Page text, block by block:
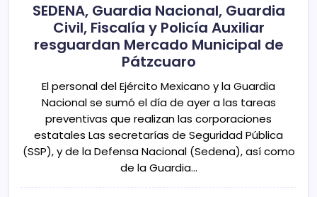
SEDENA, Guardia Nacional, Guardia
Civil, Fiscalía y Policía Auxiliar
resguardan Mercado Municipal de
Pátzcuaro
El personal del Ejército Mexicano y la Guardia
Nacional se sumó el día de ayer a las tareas
preventivas que realizan las corporaciones
estatales Las secretarías de Seguridad Pública
(SSP), y de la Defensa Nacional (Sedena), así como
de la Guardia…